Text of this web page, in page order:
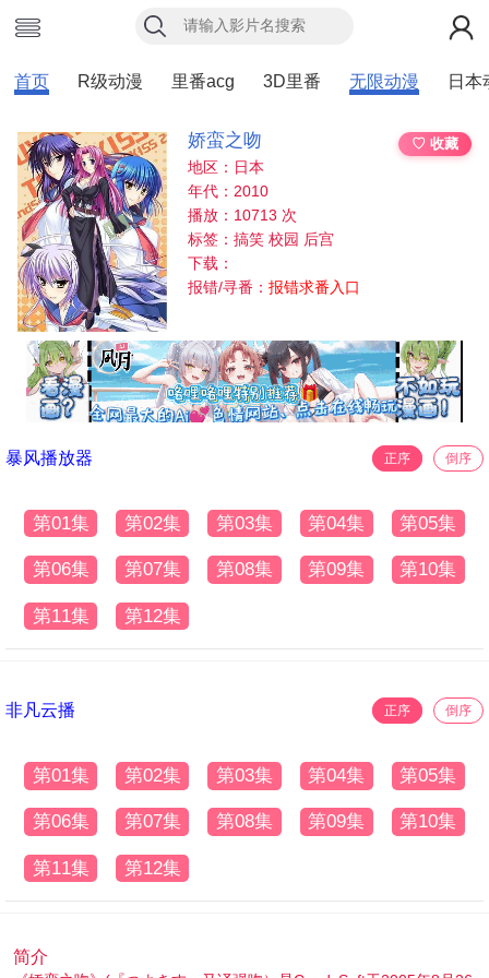
首页 R级动漫 里番acg 3D里番 无限动漫 日本
娇蛮之吻
♡ 收藏
地区：日本
年代：2010
播放：10713 次
标签：搞笑 校园 后宫
下载：
报错/寻番：报错求番入口
暴风播放器 正序 倒序
第01集 第02集 第03集 第04集 第05集
第06集 第07集 第08集 第09集 第10集
第11集 第12集
非凡云播 正序 倒序
第01集 第02集 第03集 第04集 第05集
第06集 第07集 第08集 第09集 第10集
第11集 第12集
简介